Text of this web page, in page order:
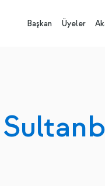
Başkan Üyeler